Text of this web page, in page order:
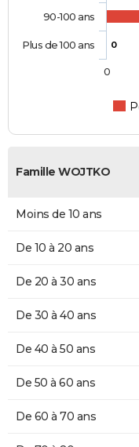
0
90-100 ans
Plus de 100 ans
0
Famille WOJTKO
Moins de 10 ans
De 10 à 20 ans
De 20 à 30 ans
De 30 à 40 ans
De 40 à 50 ans
De 50 à 60 ans
De 60 à 70 ans